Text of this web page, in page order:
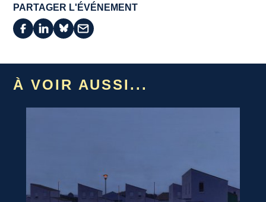
PARTAGER L'ÉVÉNEMENT
À VOIR AUSSI...